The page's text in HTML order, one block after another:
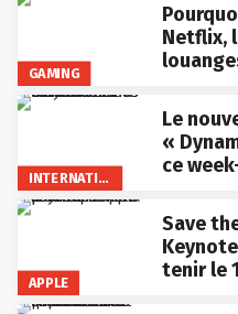
GAMING
Netflix,
INTERNATIONAL
Le
«
ce
APPLE
Save
tenir le